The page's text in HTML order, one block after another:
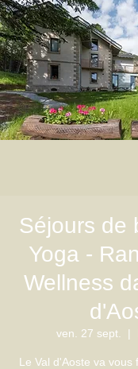
Séjours de
Yoga -
Wellness
ven. 27 sept.
  |
Le Val d'Aoste va vous